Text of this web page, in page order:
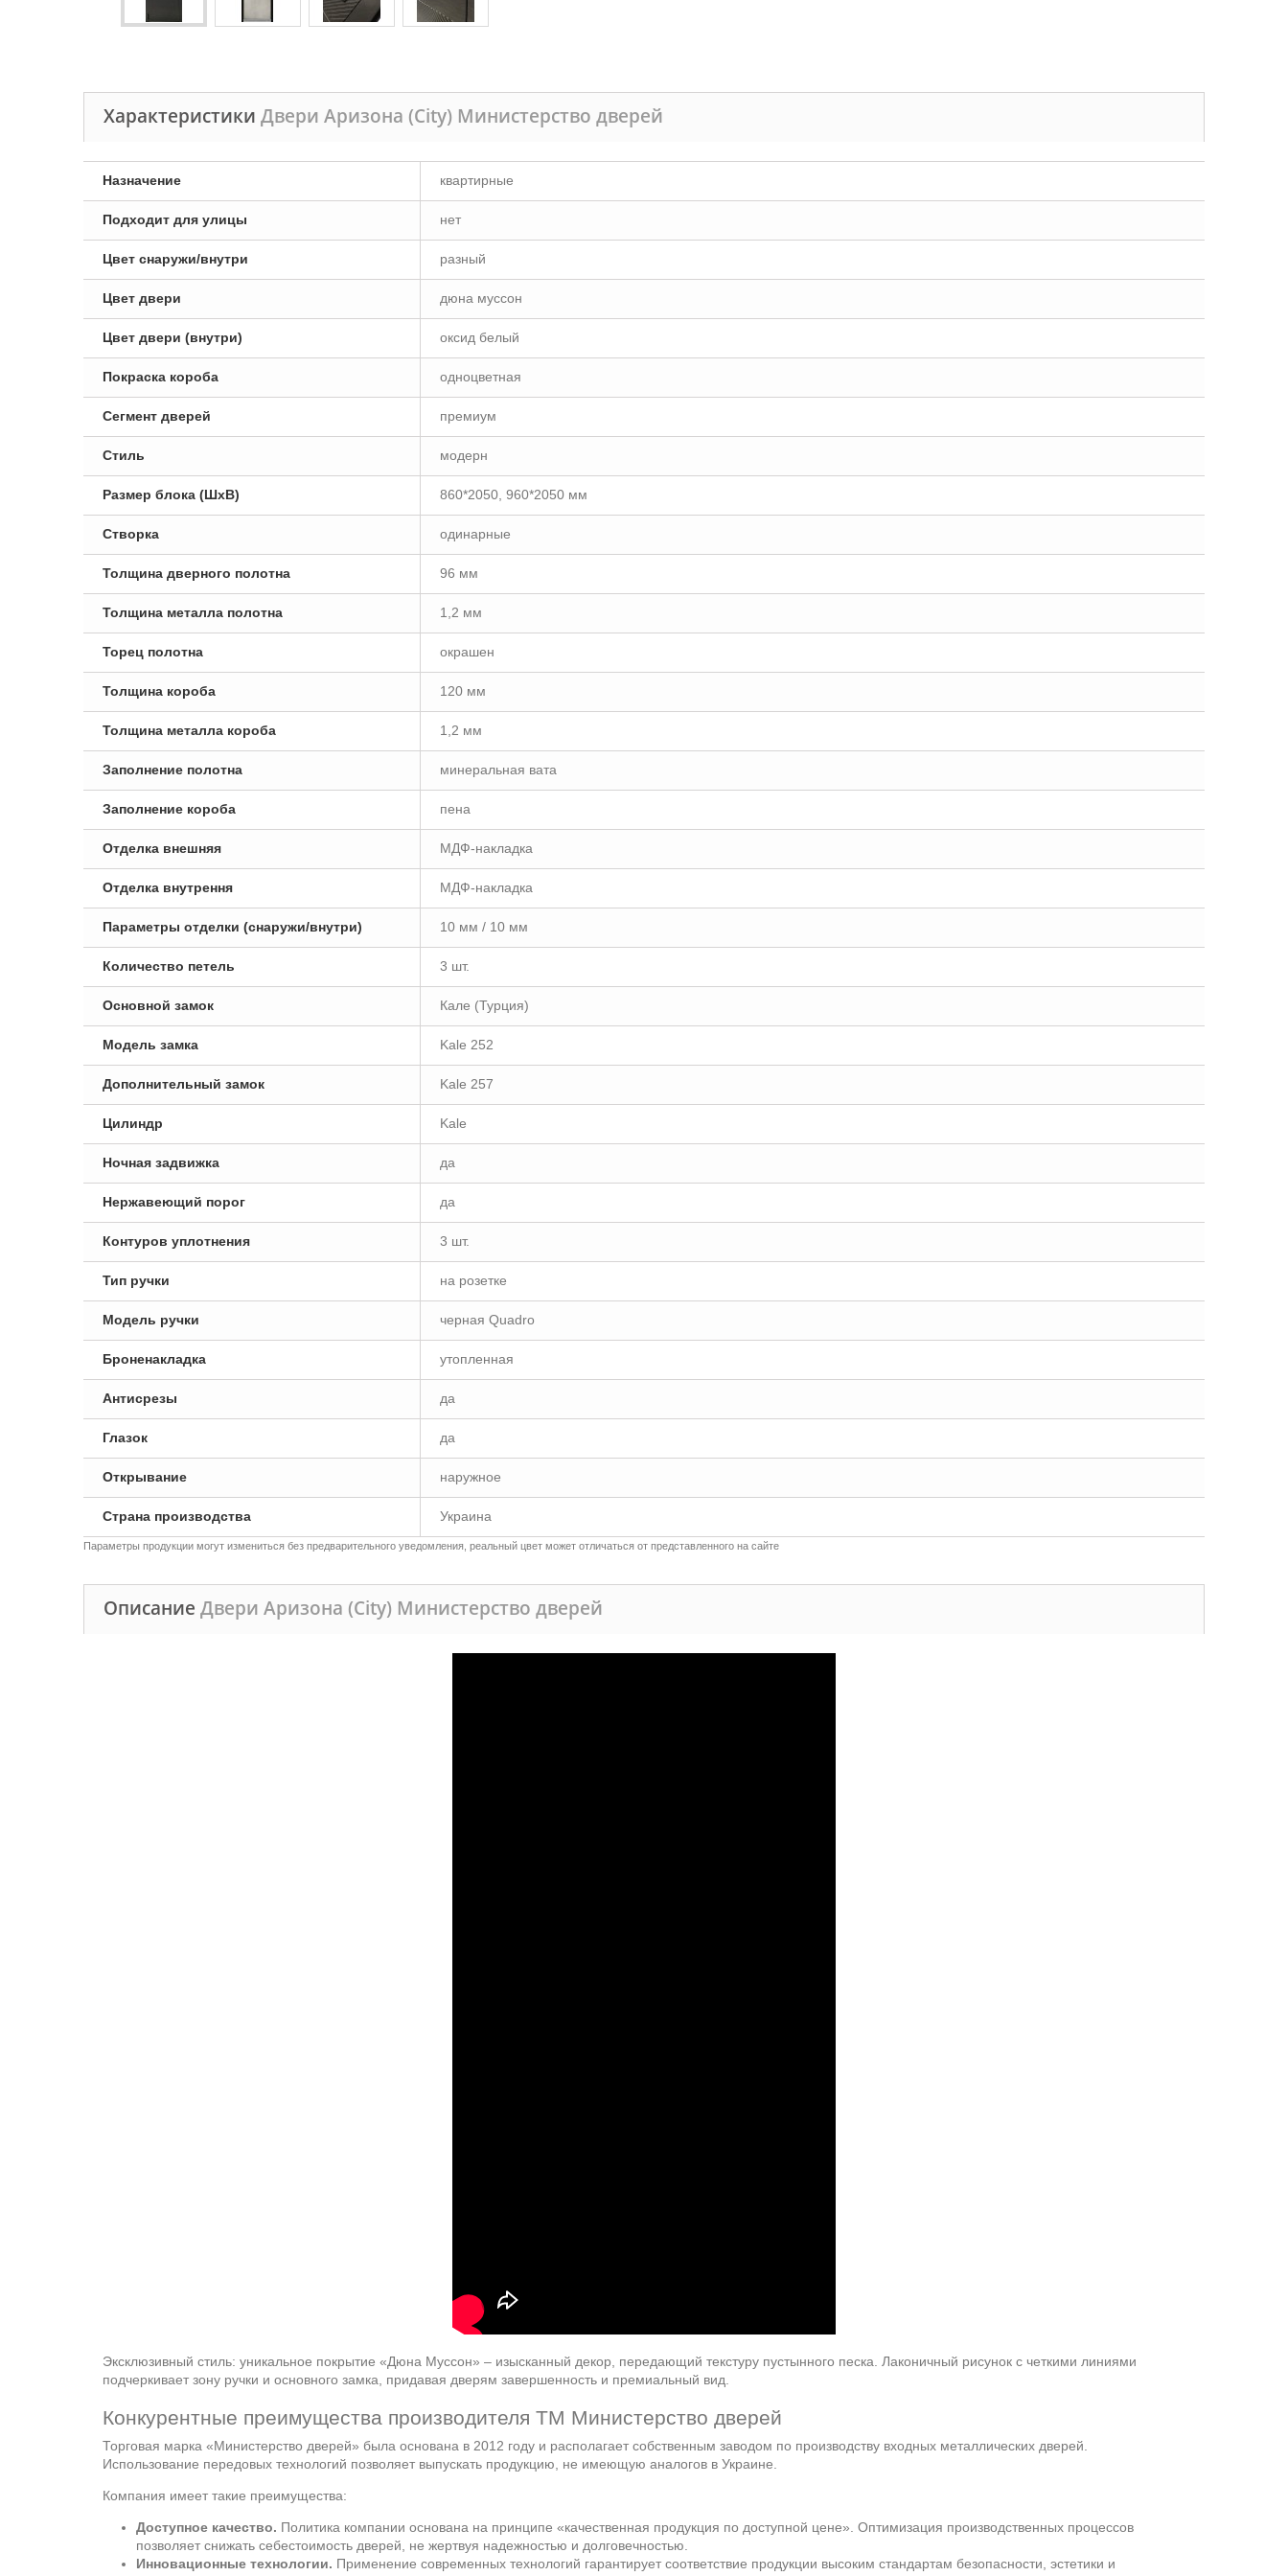
Характеристики Двери Аризона (City) Министерство дверей
Назначение квартирные
Подходит для улицы нет
Цвет снаружи/внутри разный
Цвет двери дюна муссон
Цвет двери (внутри) оксид белый
Покраска короба одноцветная
Сегмент дверей премиум
Стиль модерн
Размер блока (ШxВ) 860*2050, 960*2050 мм
Створка одинарные
Толщина дверного полотна 96 мм
Толщина металла полотна 1,2 мм
Торец полотна окрашен
Толщина короба 120 мм
Толщина металла короба 1,2 мм
Заполнение полотна минеральная вата
Заполнение короба пена
Отделка внешняя МДФ-накладка
Отделка внутрення МДФ-накладка
Параметры отделки (снаружи/внутри) 10 мм / 10 мм
Количество петель 3 шт.
Основной замок Кале (Турция)
Модель замка Kale 252
Дополнительный замок Kale 257
Цилиндр Kale
Ночная задвижка да
Нержавеющий порог да
Контуров уплотнения 3 шт.
Тип ручки на розетке
Модель ручки черная Quadro
Броненакладка утопленная
Антисрезы да
Глазок да
Открывание наружное
Страна производства Украина
Параметры продукции могут измениться без предварительного уведомления, реальный цвет может отличаться от представленного на сайте
Описание Двери Аризона (City) Министерство дверей
Эксклюзивный стиль: уникальное покрытие «Дюна Муссон» – изысканный декор, передающий текстуру пустынного песка. Лаконичный рисунок с четкими линиями
подчеркивает зону ручки и основного замка, придавая дверям завершенность и премиальный вид.
Конкурентные преимущества производителя ТМ Министерство дверей
Торговая марка «Министерство дверей» была основана в 2012 году и располагает собственным заводом по производству входных металлических дверей.
Использование передовых технологий позволяет выпускать продукцию, не имеющую аналогов в Украине.
Компания имеет такие преимущества:
Доступное качество. Политика компании основана на принципе «качественная продукция по доступной цене». Оптимизация производственных процессов
позволяет снижать себестоимость дверей, не жертвуя надежностью и долговечностью.
Инновационные технологии. Применение современных технологий гарантирует соответствие продукции высоким стандартам безопасности, эстетики и